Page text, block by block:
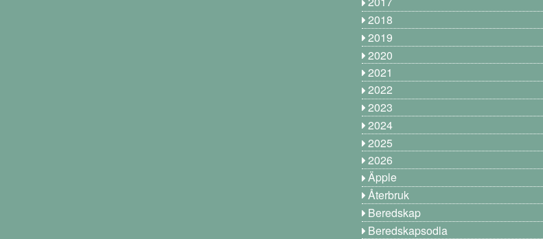
2018
2019
2020
2021
2022
2023
2024
2025
2026
Äpple
Återbruk
Beredskap
Beredskapsodla